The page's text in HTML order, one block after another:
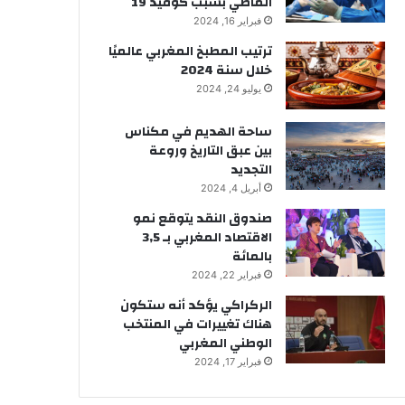
فبراير 16, 2024
ترتيب المطبخ المغربي عالميًا
خلال سنة 2024
يوليو 24, 2024
ساحة الهديم في مكناس
بين عبق التاريخ وروعة
التجديد
أبريل 4, 2024
صندوق النقد يتوقع نمو
الاقتصاد المغربي بـ 3,5
بالمائة
فبراير 22, 2024
الركراكي يؤكد أنه ستكون
هناك تغييرات في المنتخب
الوطني المغربي
فبراير 17, 2024